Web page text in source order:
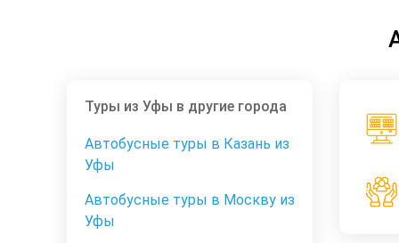
Туры из Уфы в другие города
Автобусные туры в Казань из
Уфы
Автобусные туры в Москву из
Уфы